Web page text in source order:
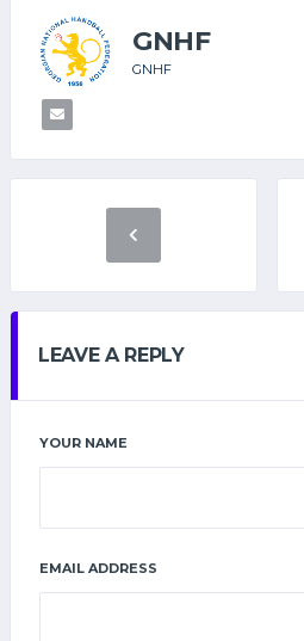
GNHF
GNHF
LEAVE A REPLY
YOUR NAME
EMAIL ADDRESS